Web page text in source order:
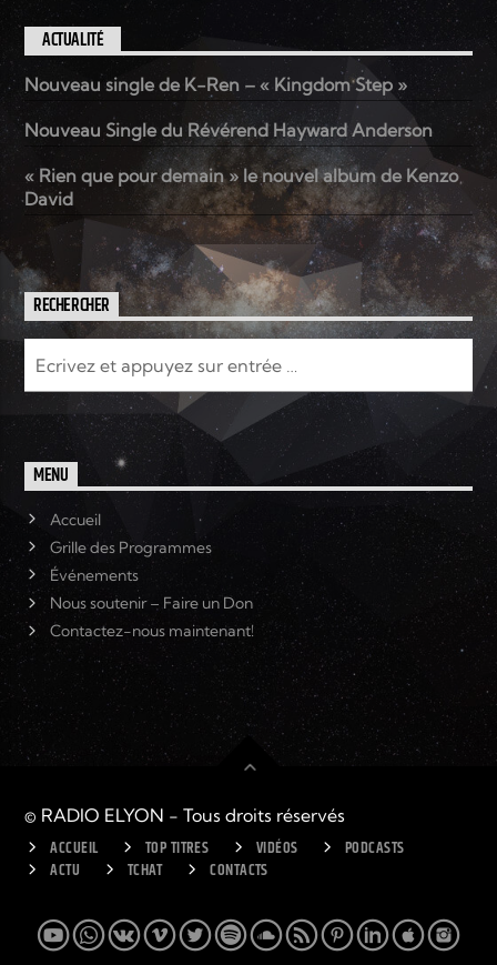
ACTUALITÉ
Nouveau single de K-Ren – « Kingdom Step »
Nouveau Single du Révérend Hayward Anderson
« Rien que pour demain » le nouvel album de Kenzo
David
RECHERCHER
MENU
Accueil
Grille des Programmes
Événements
Nous soutenir – Faire un Don
Contactez-nous maintenant!
© RADIO ELYON - Tous droits réservés
ACCUEIL TOP TITRES VIDÉOS
PODCASTS
ACTU
TCHAT CONTACTS